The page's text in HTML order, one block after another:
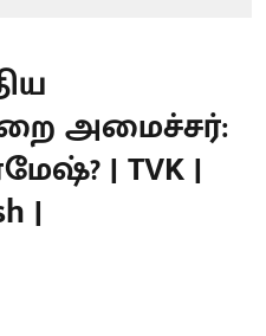
அமைச்சர்:
| TVK |
|